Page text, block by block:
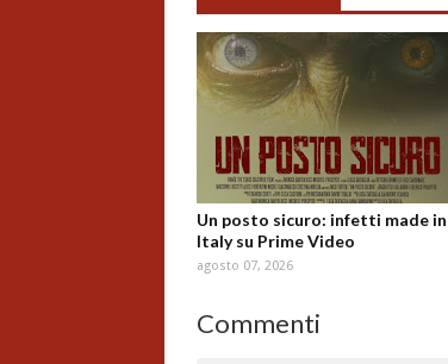
Un posto sicuro: infetti made in
Italy su Prime Video
agosto 07, 2026
Commenti